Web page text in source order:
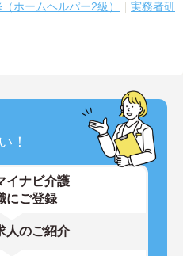
ホームヘルパー2級）
実務者研
！
イナビ介護
にご登録
人のご紹介